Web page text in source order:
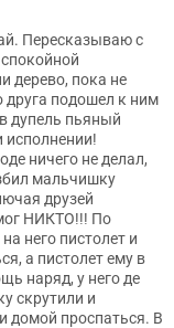
Пересказываю с
дерево, пока не
друга подошел к ним
дупель пьяный
исполнении!
ничего не делал,
мальчишку
друзей
НИКТО!!! По
него пистолет и
а пистолет ему в
наряд, у него де
скрутили и
домой проспаться. В